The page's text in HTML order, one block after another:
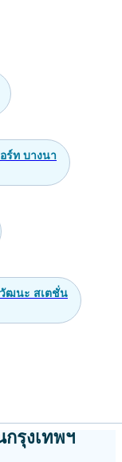
ร์ท บางนา
ฒนะ สเตชั่น
รุงเทพฯ